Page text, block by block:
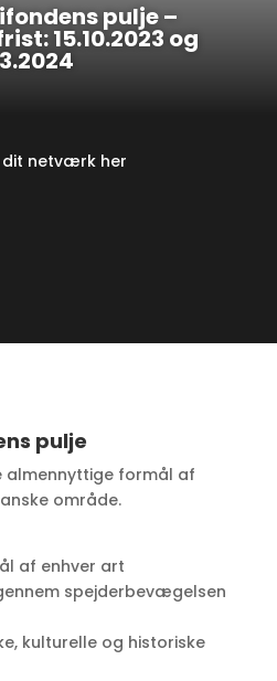
pulje –
15.10.2023 og
dit netværk her
o
k
e
r
e
d
I
i
l
pulje
almennyttige formål af
område.
af enhver art
spejderbevægelsen
kulturelle og historiske